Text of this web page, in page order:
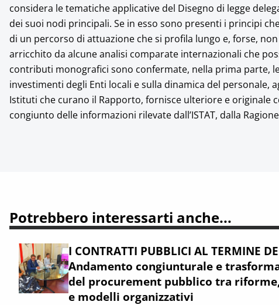
considera le tematiche applicative del Disegno di legge
dei suoi nodi principali. Se in esso sono presenti i principi
di un percorso di attuazione che si profila lungo e, forse,
arricchito da alcune analisi comparate internazionali che
contributi monografici sono confermate, nella prima parte,
investimenti degli Enti locali e sulla dinamica del
Istituti che curano il Rapporto, fornisce ulteriore e originale
congiunto delle informazioni rilevate dall’ISTAT, dalla
Potrebbero interessarti anche...
I CONTRATTI PUBBLICI AL TERMINE
Andamento congiunturale e
del procurement pubblico tra
e modelli organizzativi